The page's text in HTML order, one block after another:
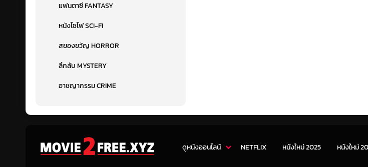
แฟนตาซี FANTASY
หนังไซไฟ SCI-FI
สยองขวัญ HORROR
ลึกลับ MYSTERY
อาชญากรรม CRIME
ดูหนังออนไลน์ NETFLIX หนังใหม่ 2025 หนังใหม่